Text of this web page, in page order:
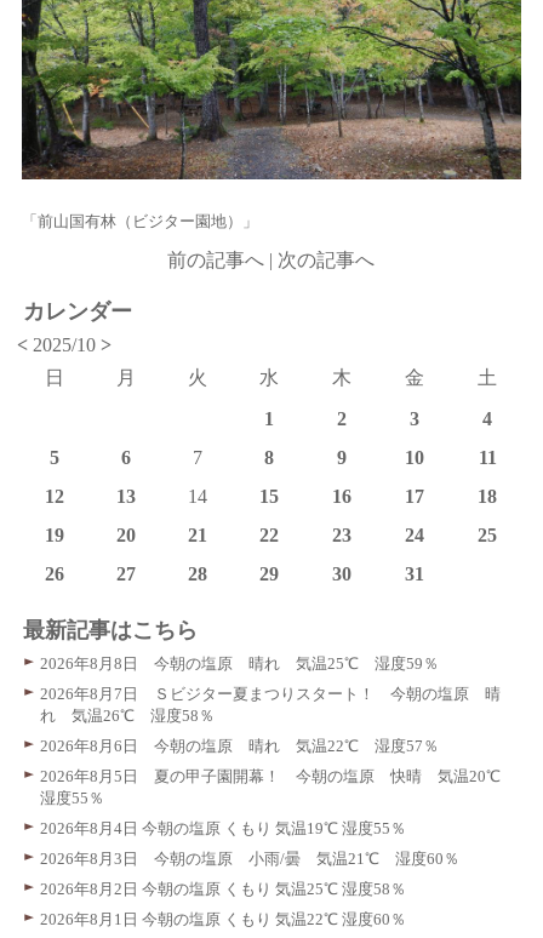
「前山国有林（ビジター園地）」
前の記事へ | 次の記事へ
カレンダー
< 2025/10>
日
月 火 水 木 金
土
1
2 3
4
5
6 7 8 9 10
11
12
13 14 15 16 17
18
19
20 21 22 23 24
25
26
27 28 29 30 31
最新記事はこちら
2026年8月8日 今朝の塩原 晴れ 気温25℃ 湿度59％
2026年8月7日 Ｓビジター夏まつりスタート！ 今朝の塩原 晴
れ 気温26℃ 湿度58％
2026年8月6日 今朝の塩原 晴れ 気温22℃ 湿度57％
2026年8月5日 夏の甲子園開幕！ 今朝の塩原 快晴 気温20℃
湿度55％
2026年8月4日 今朝の塩原 くもり 気温19℃ 湿度55％
2026年8月3日 今朝の塩原 小雨/曇 気温21℃ 湿度60％
2026年8月2日 今朝の塩原 くもり 気温25℃ 湿度58％
2026年8月1日 今朝の塩原 くもり 気温22℃ 湿度60％